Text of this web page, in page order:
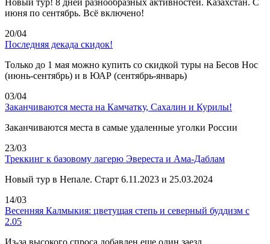
Новый тур! 8 дней разнообразных активностей. Казахстан. С
июня по сентябрь. Всё включено!
20/04
Последняя декада скидок!
Только до 1 мая можно купить со скидкой туры на Бесов Нос
(июнь-сентябрь) и в ЮАР (сентябрь-январь)
03/04
Заканчиваются места на Камчатку, Сахалин и Курилы!
Заканчиваются места в самые удаленные уголки России
23/03
Треккинг к базовому лагерю Эвереста и Ама-Даблам
Новый тур в Непале. Старт 6.11.2023 и 25.03.2024
14/03
Весенняя Калмыкия: цветущая степь и северный буддизм с
2.05
Из-за высокого спроса добавлен еще один заезд